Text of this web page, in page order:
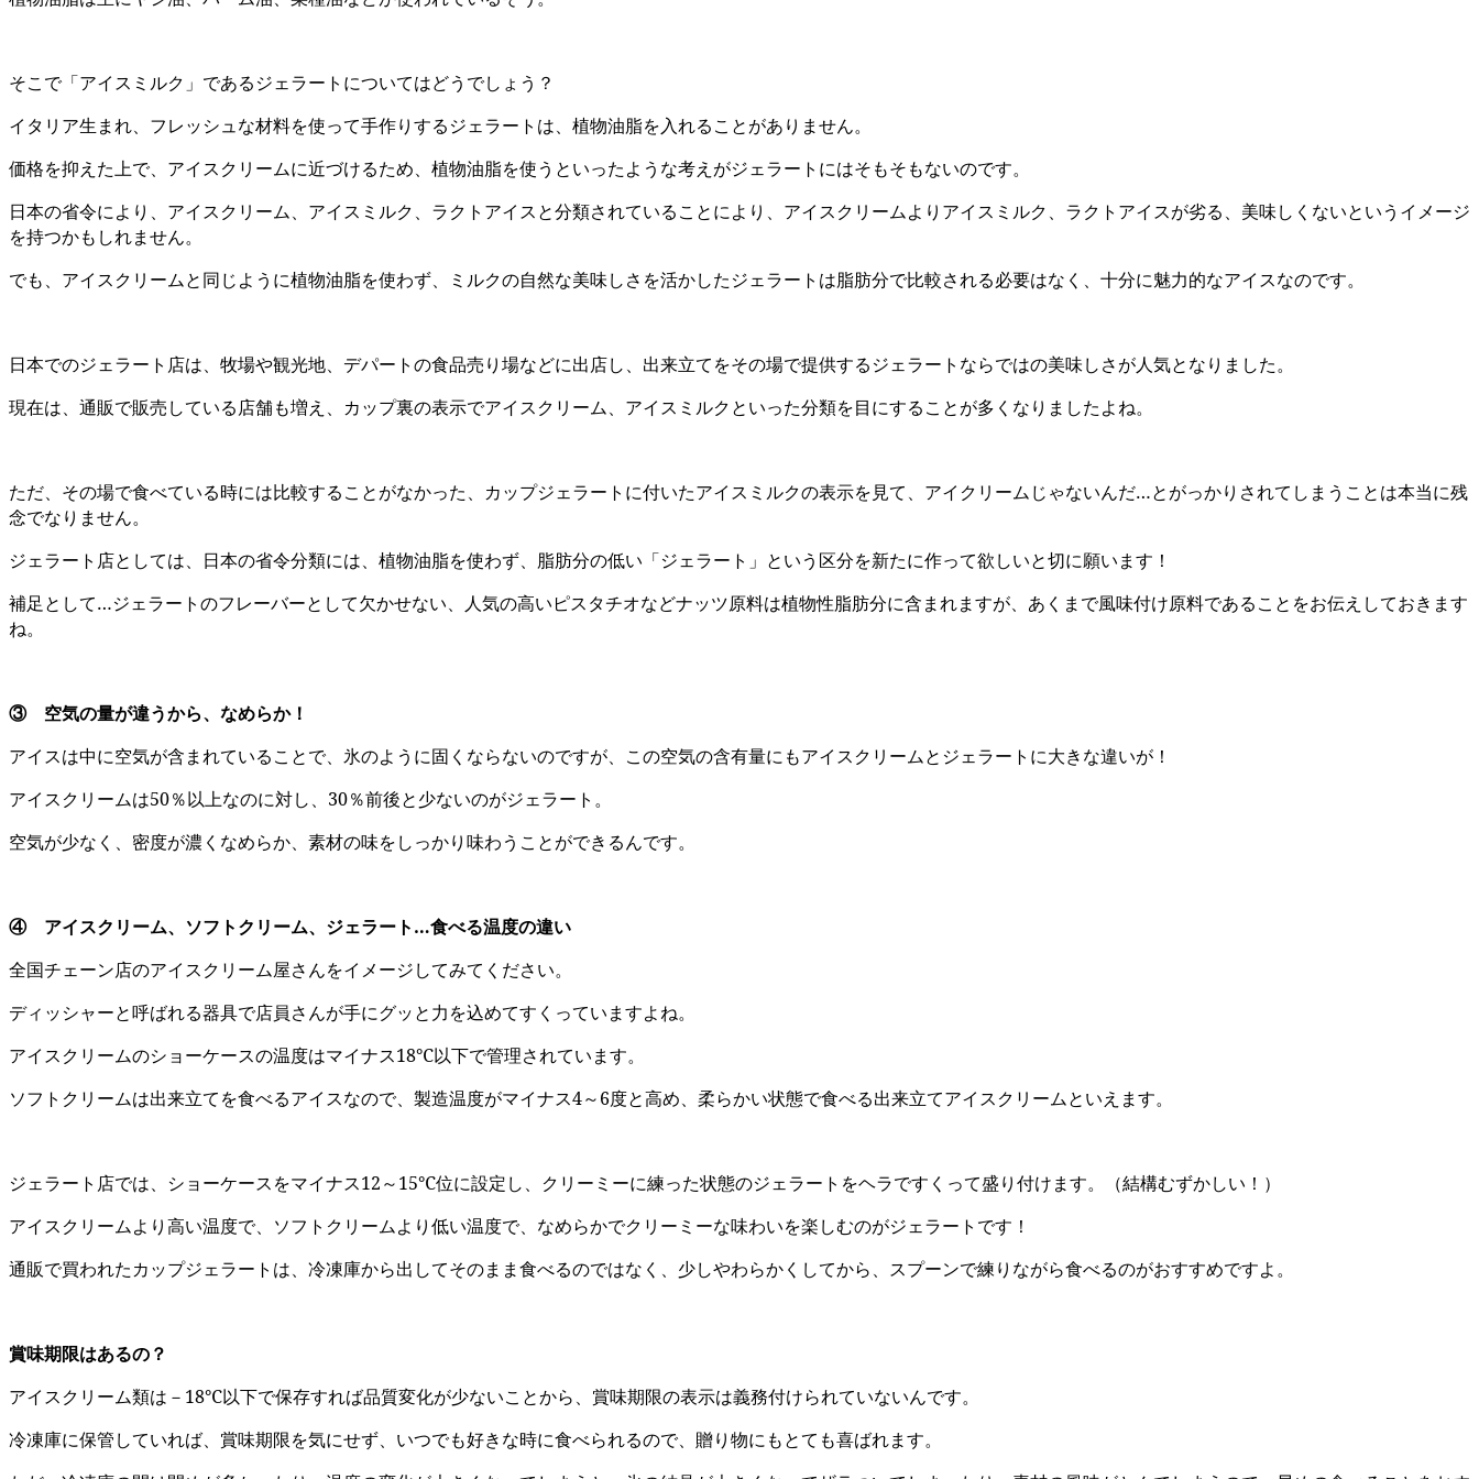
そこで「アイスミルク」であるジェラートについてはどうでしょう？
イタリア生まれ、フレッシュな材料を使って手作りするジェラートは、植物油脂を入れることがありません。
価格を抑えた上で、アイスクリームに近づけるため、植物油脂を使うといったような考えがジェラートにはそもそもないのです。
日本の省令により、アイスクリーム、アイスミルク、ラクトアイスと分類されていることにより、アイスクリームよりアイスミルク、ラクトアイスが劣る、美味しくないというイメージ
を持つかもしれません。
でも、アイスクリームと同じように植物油脂を使わず、ミルクの自然な美味しさを活かしたジェラートは脂肪分で比較される必要はなく、十分に魅力的なアイスなのです。
日本でのジェラート店は、牧場や観光地、デパートの食品売り場などに出店し、出来立てをその場で提供するジェラートならではの美味しさが人気となりました。
現在は、通販で販売している店舗も増え、カップ裏の表示でアイスクリーム、アイスミルクといった分類を目にすることが多くなりましたよね。
ただ、その場で食べている時には比較することがなかった、カップジェラートに付いたアイスミルクの表示を見て、アイクリームじゃないんだ…とがっかりされてしまうことは本当に残
念でなりません。
ジェラート店としては、日本の省令分類には、植物油脂を使わず、脂肪分の低い「ジェラート」という区分を新たに作って欲しいと切に願います！
補足として…ジェラートのフレーバーとして欠かせない、人気の高いピスタチオなどナッツ原料は植物性脂肪分に含まれますが、あくまで風味付け原料であることをお伝えしておきます
ね。
③ 空気の量が違うから、なめらか！
アイスは中に空気が含まれていることで、氷のように固くならないのですが、この空気の含有量にもアイスクリームとジェラートに大きな違いが！
アイスクリームは50％以上なのに対し、30％前後と少ないのがジェラート。
空気が少なく、密度が濃くなめらか、素材の味をしっかり味わうことができるんです。
④ アイスクリーム、ソフトクリーム、ジェラート…食べる温度の違い
全国チェーン店のアイスクリーム屋さんをイメージしてみてください。
ディッシャーと呼ばれる器具で店員さんが手にグッと力を込めてすくっていますよね。
アイスクリームのショーケースの温度はマイナス18℃以下で管理されています。
ソフトクリームは出来立てを食べるアイスなので、製造温度がマイナス4～6度と高め、柔らかい状態で食べる出来立てアイスクリームといえます。
ジェラート店では、ショーケースをマイナス12～15℃位に設定し、クリーミーに練った状態のジェラートをヘラですくって盛り付けます。（結構むずかしい！）
アイスクリームより高い温度で、ソフトクリームより低い温度で、なめらかでクリーミーな味わいを楽しむのがジェラートです！
通販で買われたカップジェラートは、冷凍庫から出してそのまま食べるのではなく、少しやわらかくしてから、スプーンで練りながら食べるのがおすすめですよ。
賞味期限はあるの？
アイスクリーム類は－18℃以下で保存すれば品質変化が少ないことから、賞味期限の表示は義務付けられていないんです。
冷凍庫に保管していれば、賞味期限を気にせず、いつでも好きな時に食べられるので、贈り物にもとても喜ばれます。